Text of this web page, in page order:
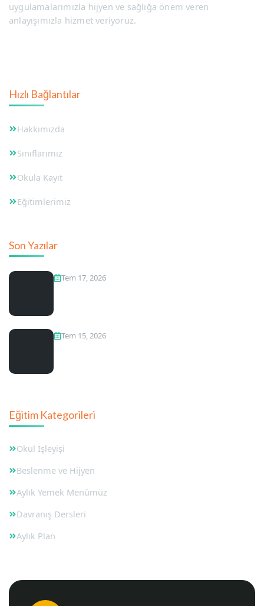
uygulamalarımızla hijyen ve sağlığa önem veren
anlayışımızla hizmet veriyoruz.
Hızlı Bağlantılar
Hakkımızda
Sınıflarımız
Okula Kayıt
Eğitimlerimiz
Son Yazılar
Tem 17, 2026
Tem 15, 2026
Eğitim Kategorileri
Okul İşleyişi
Beslenme ve Hijyen
Aylık Yemek Menümüz
Davranış Dersleri
Aylık Plan